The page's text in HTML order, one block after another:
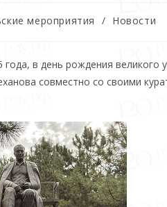
мероприятия / Новости
в день рождения великого
совместно со своими